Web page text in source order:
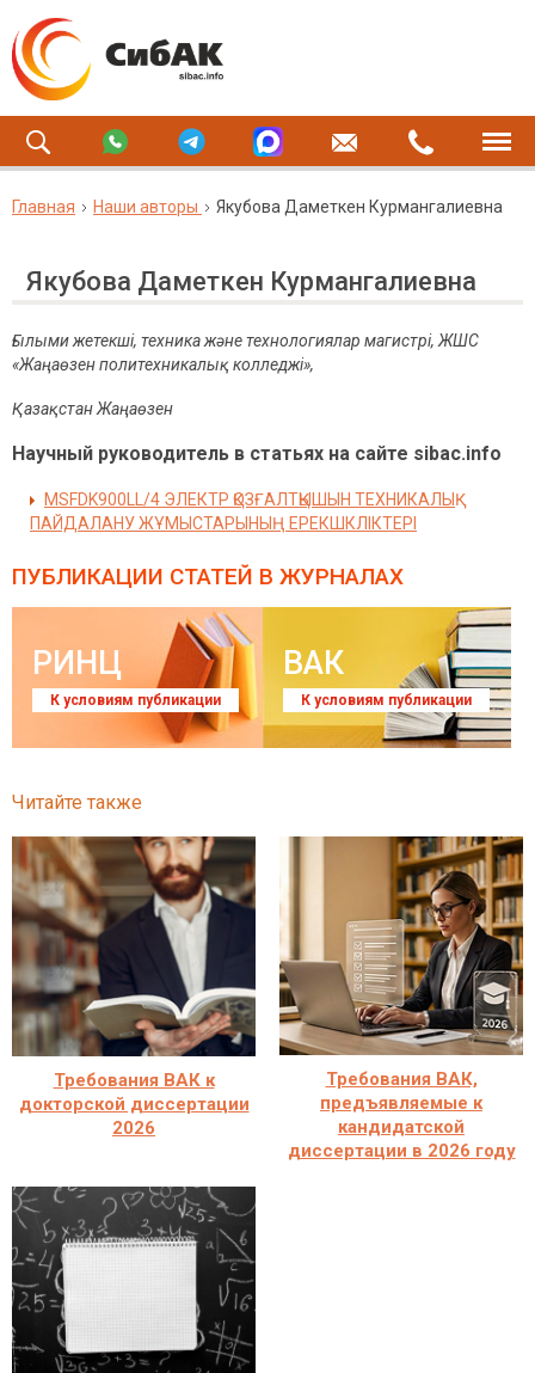
Главная Наши авторы Якубова Даметкен Курмангалиевна
Якубова Даметкен Курмангалиевна
Ғылыми жетекші, техника және технологиялар магистрі, ЖШС
«Жаңаөзен политехникалық колледжі»,
Қазақстан Жаңаөзен
Научный руководитель в статьях на сайте sibac.info
MSFDK900LL/4 ЭЛЕКТР ҚОЗҒАЛТҚЫШЫН ТЕХНИКАЛЫҚ
ПАЙДАЛАНУ ЖҰМЫСТАРЫНЫҢ ЕРЕКШКЛІКТЕРІ
ПУБЛИКАЦИИ СТАТЕЙ В ЖУРНАЛАХ
РИНЦ
К условиям публикации
ВАК
К условиям публикации
Читайте также
Требования ВАК к
докторской диссертации
2026
Требования ВАК,
предъявляемые к
кандидатской
диссертации в 2026 году